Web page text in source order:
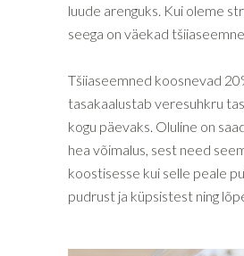
luude arenguks. Kui oleme
seega on väekad
Tšiiaseemned koosnevad
tasakaalustab veresuhkru
kogu päevaks. Oluline on
hea võimalus, sest need
koostisesse kui selle peale
pudrust ja küpsistest ning